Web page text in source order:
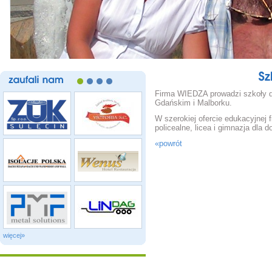
więcej»
Firma WIEDZA prowadzi szkoły
Gdańskim i Malborku.
W szerokiej ofercie edukacyjnej
policealne, licea i gimnazja dla
«powrót